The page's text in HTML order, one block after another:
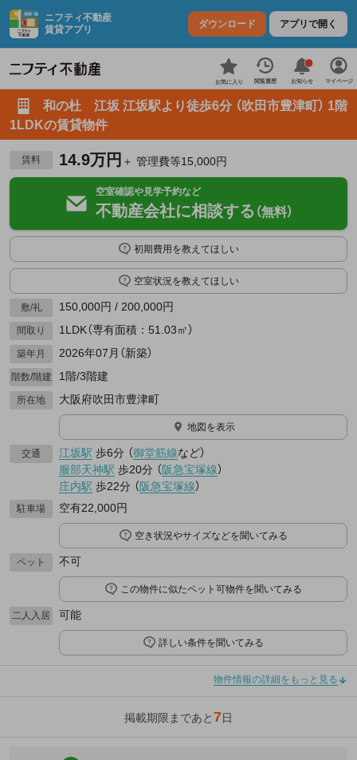
ニフティ不動産
賃貸アプリ
ダウンロード アプリで開く
お気に入り 閲覧履歴 お知らせ マイページ
和の杜 江坂 江坂駅より徒歩6分 （吹田市豊津町） 1階
1LDKの賃貸物件
賃料 14.9万円 ＋ 管理費等15,000円
空室確認や見学予約など
不動産会社に相談する （無料）
初期費用を教えてほしい
空室状況を教えてほしい
敷/礼 150,000円 / 200,000円
間取り 1LDK（専有面積：51.03㎡）
築年月 2026年07月（新築）
階数/階建 1階/3階建
所在地 大阪府吹田市豊津町
地図を表示
交通 江坂駅 歩6分 （御堂筋線など）
服部天神駅 歩20分 （阪急宝塚線）
庄内駅 歩22分 （阪急宝塚線）
駐車場 空有22,000円
空き状況やサイズなどを聞いてみる
ペット 不可
この物件に似たペット可物件を聞いてみる
二人入居 可能
詳しい条件を聞いてみる
物件情報の詳細をもっと見る
掲載期限まであと7日